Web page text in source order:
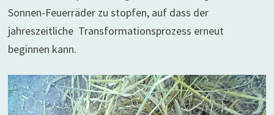
Sonnen-Feuerräder zu stopfen, auf dass der
jahreszeitliche Transformationsprozess erneut
beginnen kann.